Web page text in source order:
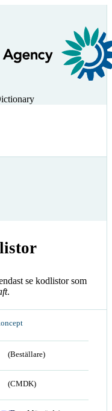
se kodlistor som
.
(Beställare)
(CMDK)